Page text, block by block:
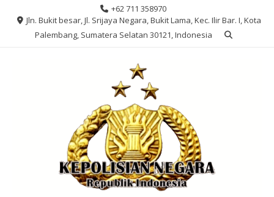
+62 711 358970
Jln. Bukit besar, Jl. Srijaya Negara, Bukit Lama, Kec. Ilir Bar. I, Kota
Palembang, Sumatera Selatan 30121, Indonesia